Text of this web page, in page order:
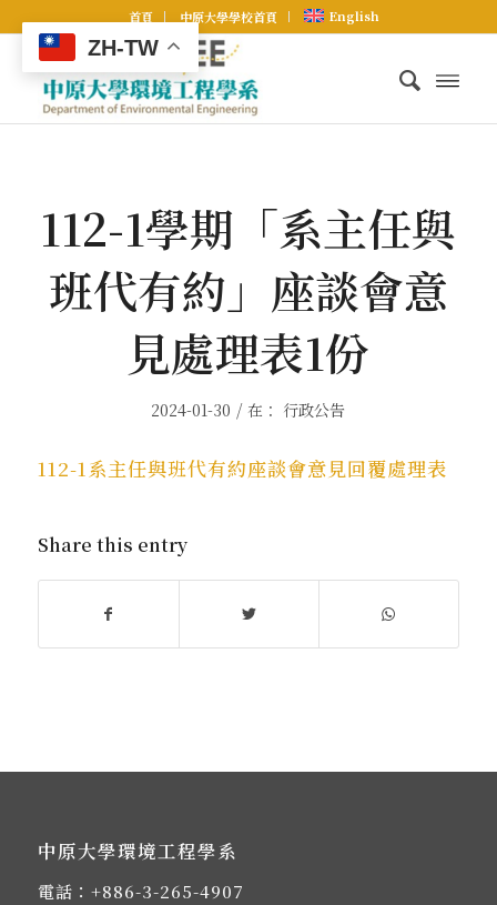
首頁 中原大學學校首頁 English
112-1學期「系主任與
班代有約」座談會意
見處理表1份
2024-01-30 / 在： 行政公告
112-1系主任與班代有約座談會意見回覆處理表
Share this entry
中原大學環境工程學系
電話： +886-3-265-4907
ZH-TW